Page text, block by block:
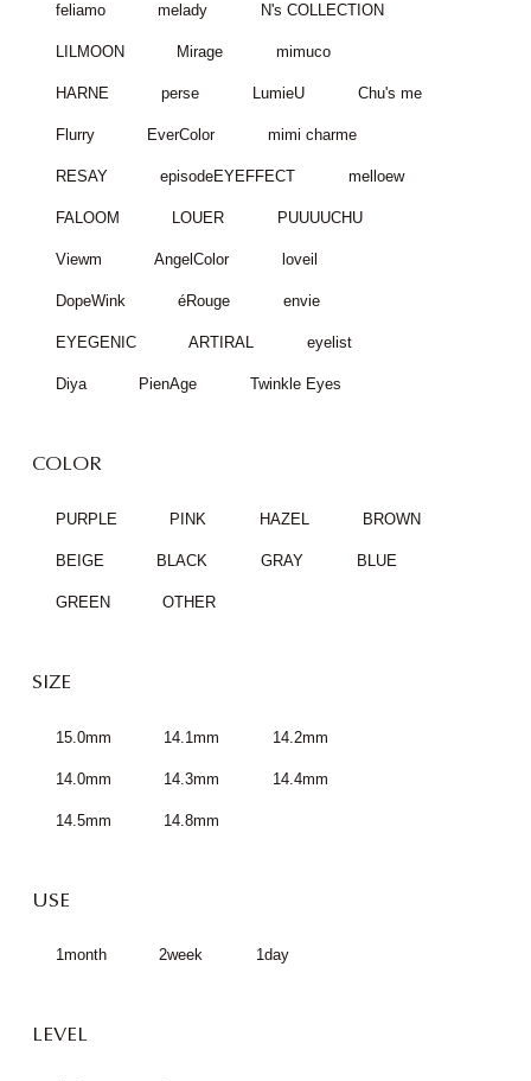
feliamo melady N's COLLECTION
LILMOON Mirage mimuco
HARNE perse LumieU Chu's me
Flurry EverColor mimi charme
RESAY episodeEYEFFECT melloew
FALOOM LOUER PUUUUCHU
Viewm AngelColor loveil
DopeWink éRouge envie
EYEGENIC ARTIRAL eyelist
Diya PienAge Twinkle Eyes
COLOR
PURPLE PINK HAZEL BROWN
BEIGE BLACK GRAY BLUE
GREEN OTHER
SIZE
15.0mm 14.1mm 14.2mm
14.0mm 14.3mm 14.4mm
14.5mm 14.8mm
USE
1month 2week 1day
LEVEL